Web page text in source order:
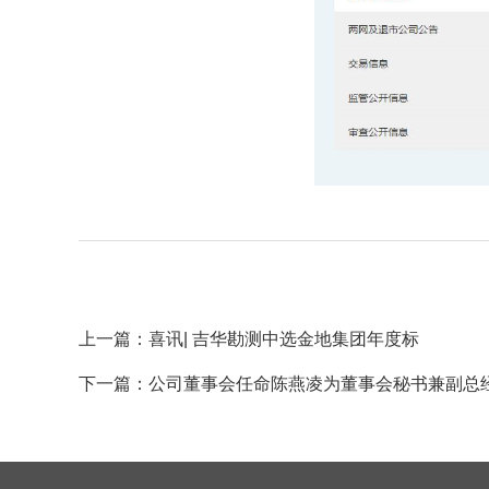
上一篇：喜讯| 吉华勘测中选金地集团年度标
下一篇：公司董事会任命陈燕凌为董事会秘书兼副总